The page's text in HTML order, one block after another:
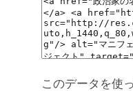
このデータを使